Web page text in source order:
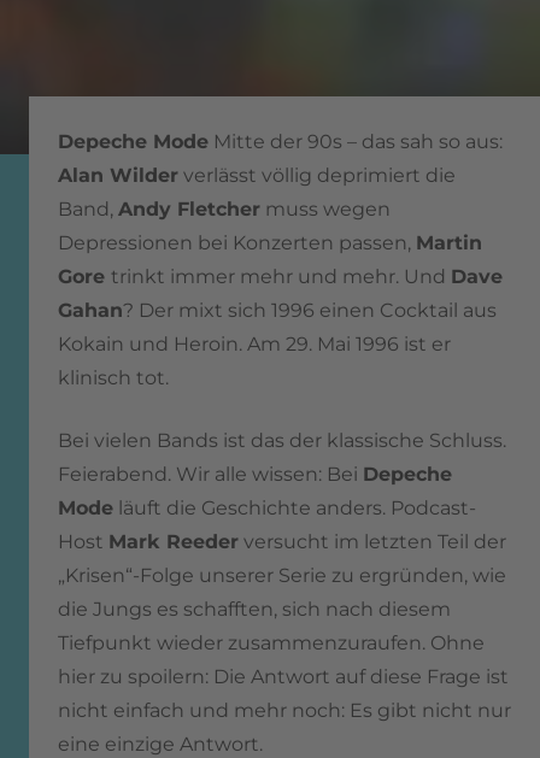
Depeche Mode Mitte der 90s – das sah so aus:
Alan Wilder verlässt völlig deprimiert die
Band, Andy Fletcher muss wegen
Depressionen bei Konzerten passen, Martin
Gore trinkt immer mehr und mehr. Und Dave
Gahan? Der mixt sich 1996 einen Cocktail aus
Kokain und Heroin. Am 29. Mai 1996 ist er
klinisch tot.
Bei vielen Bands ist das der klassische Schluss.
Feierabend. Wir alle wissen: Bei Depeche
Mode läuft die Geschichte anders. Podcast-
Host Mark Reeder versucht im letzten Teil der
„Krisen“-Folge unserer Serie zu ergründen, wie
die Jungs es schafften, sich nach diesem
Tiefpunkt wieder zusammenzuraufen. Ohne
hier zu spoilern: Die Antwort auf diese Frage ist
nicht einfach und mehr noch: Es gibt nicht nur
eine einzige Antwort.